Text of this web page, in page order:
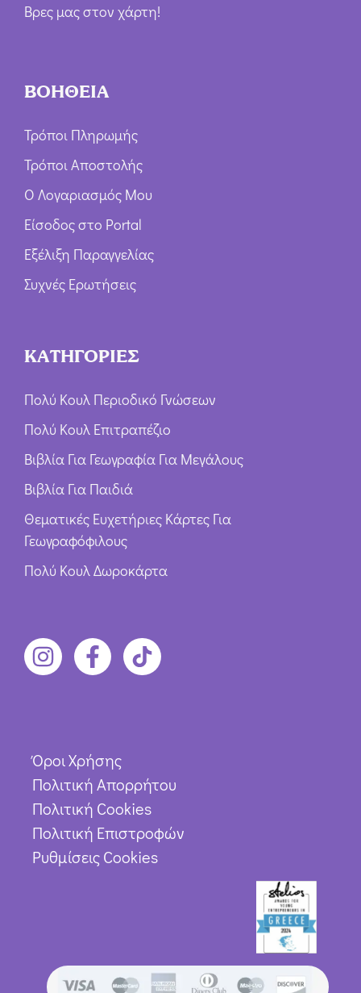
Βρες μας στον χάρτη!
ΒΟΗΘΕΙΑ
Τρόποι Πληρωμής
Τρόποι Αποστολής
Ο Λογαριασμός Μου
Είσοδος στο Portal
Εξέλιξη Παραγγελίας
Συχνές Ερωτήσεις
ΚΑΤΗΓΟΡΙΕΣ
Πολύ Κουλ Περιοδικό Γνώσεων
Πολύ Κουλ Επιτραπέζιο
Βιβλία Για Γεωγραφία Για Μεγάλους
Βιβλία Για Παιδιά
Θεματικές Ευχετήριες Κάρτες Για
Γεωγραφόφιλους
Πολύ Κουλ Δωροκάρτα
Όροι Χρήσης
Πολιτική Απορρήτου
Πολιτική Cookies
Πολιτική Επιστροφών
Ρυθμίσεις Cookies